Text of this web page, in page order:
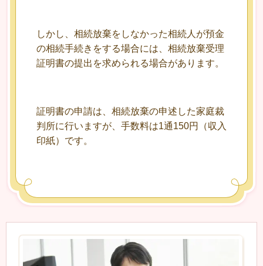
しかし、相続放棄をしなかった相続人が預金
の相続手続きをする場合には、相続放棄受理
証明書の提出を求められる場合があります。
証明書の申請は、相続放棄の申述した家庭裁
判所に行いますが、手数料は1通150円（収入
印紙）です。